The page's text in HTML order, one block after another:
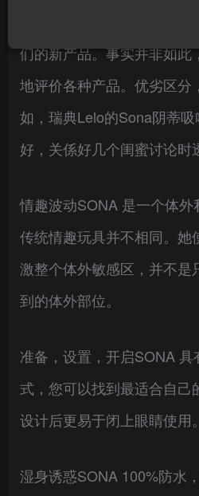
演变成不同造型的产品，便
们的新产品。事实并非如此
地评价各种产品。优劣区分
如，瑞典Lelo的Sona阴蒂
好，关係好几个闺蜜讨论时
情趣波动SONA 是一个体
传统情趣玩具并不相同。她
激整个体外敏感区，并不是
到的体外部位。
准备，设置，开启SONA
式，您可以找到最适合自己
设计后更易于闭上眼睛使用。
湿身诱惑SONA 100%防水